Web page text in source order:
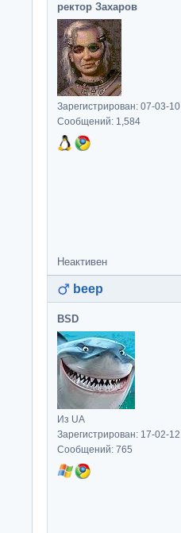
ректор Захаров
Зарегистрирован: 07-03-10
Сообщений: 1,584
Неактивен
beep
BSD
Из UA
Зарегистрирован: 17-02-12
Сообщений: 765